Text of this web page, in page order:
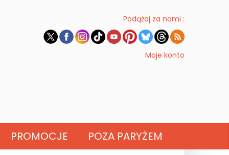
Podążaj za nami :
Moje konto
PROMOCJE POZA PARYŻEM